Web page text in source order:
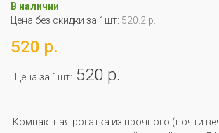
В наличии
Цена без скидки за 1шт: 520.2 р.
520 р.
Цена за 1шт: 520 р.
Компактная рогатка из прочного (почти